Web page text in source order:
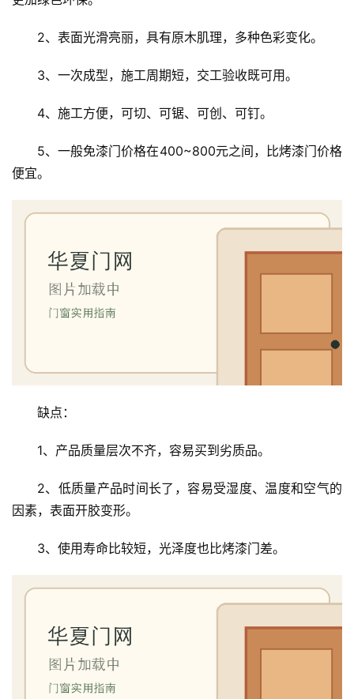
套
修
联
登录 注册
2、表面光滑亮丽，具有原木肌理，多种色彩变化。
3、一次成型，施工周期短，交工验收既可用。
4、施工方便，可切、可锯、可创、可钉。
5、一般免漆门价格在400~800元之间，比烤漆门价格
便宜。
缺点：
1、产品质量层次不齐，容易买到劣质品。
2、低质量产品时间长了，容易受湿度、温度和空气的
因素，表面开胶变形。
3、使用寿命比较短，光泽度也比烤漆门差。